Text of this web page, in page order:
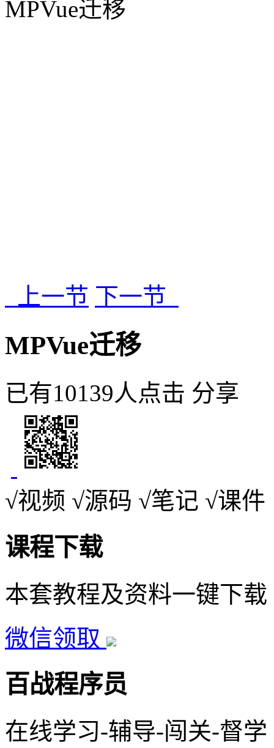
MPVue迁移
上一节 下一节
MPVue迁移
已有10139人点击 分享
√视频 √源码 √笔记 √课件
课程下载
本套教程及资料一键下载
微信领取
百战程序员
在线学习-辅导-闯关-督学